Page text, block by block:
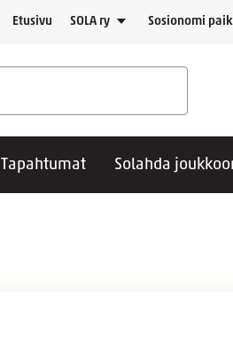
Etusivu SOLA ry Sosionomi
Tapahtumat Solahda